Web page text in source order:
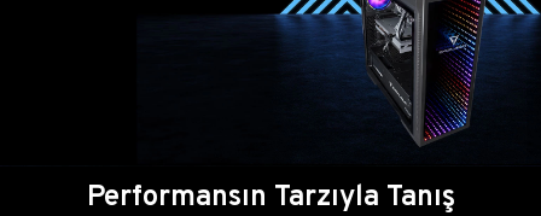
Performansın Tarzıyla Tanış